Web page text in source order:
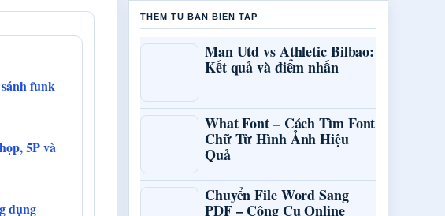
funk
5P và
dụng
THEM TU BAN BIEN TAP
Man Utd vs Athletic Bilbao:
Kết quả và điểm nhấn
What Font – Cách Tìm Font
Chữ Từ Hình Ảnh Hiệu
Quả
Chuyển File Word Sang
PDF – Công Cụ Online